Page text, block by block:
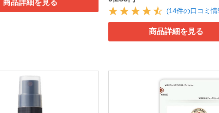
商品詳細を見る
(14件の口コミ情
商品詳細を見る